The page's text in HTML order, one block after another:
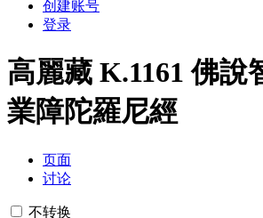
创建账号
登录
高麗藏 K.1161 佛說
業障陀羅尼經
页面
讨论
不转换